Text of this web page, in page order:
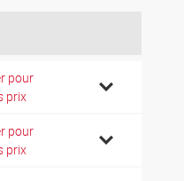
pour
prix
pour
prix